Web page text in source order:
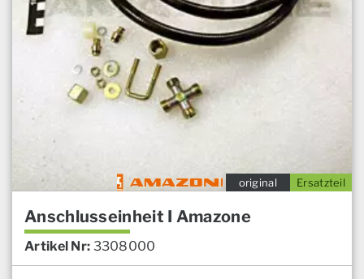
Ersatzteil
original
Anschlusseinheit I Amazone
Artikel Nr: 3308000